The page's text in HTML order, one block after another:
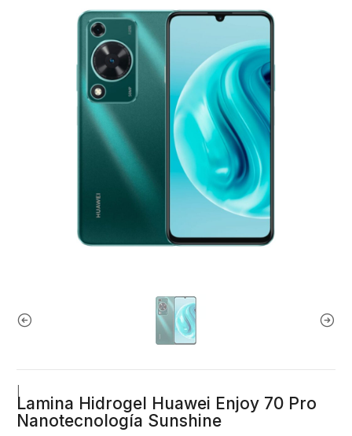
Lamina Hidrogel Huawei Enjoy 70 Pro
Nanotecnología Sunshine